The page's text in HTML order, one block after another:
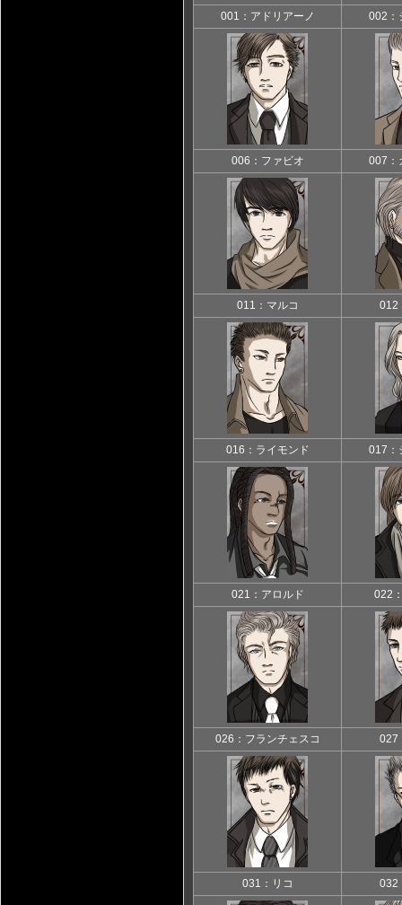
001：アドリアーノ 002：
006：ファビオ 007：
011：マルコ 012
016：ライモンド 017：
021：アロルド 022
026：フランチェスコ 027
031：リコ 032